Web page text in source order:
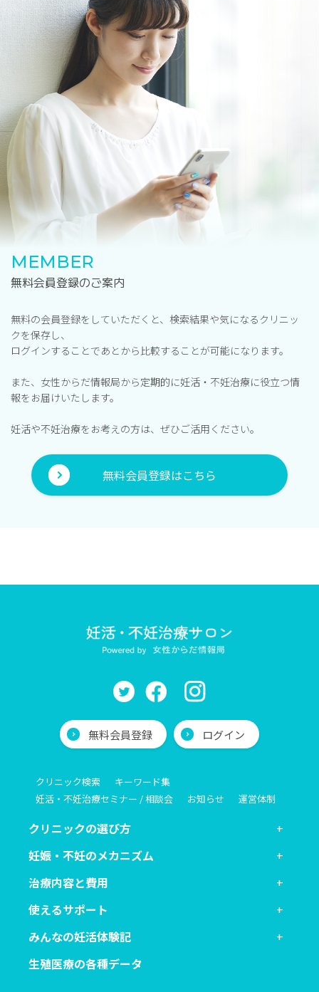
MEMBER
無料会員登録のご案内
無料の会員登録をしていただくと、検索結果や気になるクリニッ
クを保存し、
ログインすることであとから比較することが可能になります。
また、女性からだ情報局から定期的に妊活・不妊治療に役立つ情
報をお届けいたします。
妊活や不妊治療をお考えの方は、ぜひご活用ください。
無料会員登録はこちら
無料会員登録 ログイン
クリニック検索
キーワード集
妊活・不妊治療セミナー / 相談会
お知らせ 運営体制
クリニックの選び方
妊娠・不妊のメカニズム
治療内容と費用
使えるサポート
みんなの妊活体験記
生殖医療の各種データ